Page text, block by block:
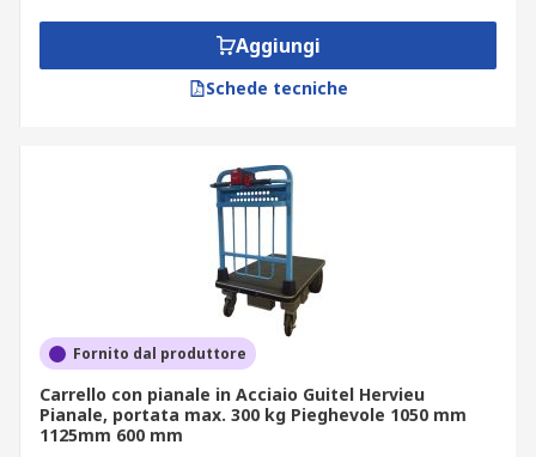
Aggiungi
Schede tecniche
Fornito dal produttore
Carrello con pianale in Acciaio Guitel Hervieu
Pianale, portata max. 300 kg Pieghevole 1050 mm
1125mm 600 mm